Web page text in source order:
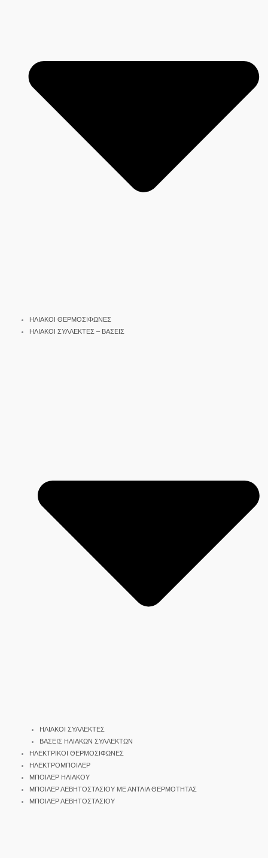
ΗΛΙΑΚΟΙ ΘΕΡΜΟΣΙΦΩΝΕΣ
ΗΛΙΑΚΟΙ ΣΥΛΛΕΚΤΕΣ – ΒΑΣΕΙΣ
ΗΛΙΑΚΟΙ ΣΥΛΛΕΚΤΕΣ
ΒΑΣΕΙΣ ΗΛΙΑΚΩΝ ΣΥΛΛΕΚΤΩΝ
ΗΛΕΚΤΡΙΚΟΙ ΘΕΡΜΟΣΙΦΩΝΕΣ
ΗΛΕΚΤΡΟΜΠΟΙΛΕΡ
ΜΠΟΙΛΕΡ ΗΛΙΑΚΟΥ
ΜΠΟΙΛΕΡ ΛΕΒΗΤΟΣΤΑΣΙΟΥ ΜΕ ΑΝΤΛΙΑ ΘΕΡΜΟΤΗΤΑΣ
ΜΠΟΙΛΕΡ ΛΕΒΗΤΟΣΤΑΣΙΟΥ